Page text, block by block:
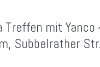
Treffen mit
Subbelrather